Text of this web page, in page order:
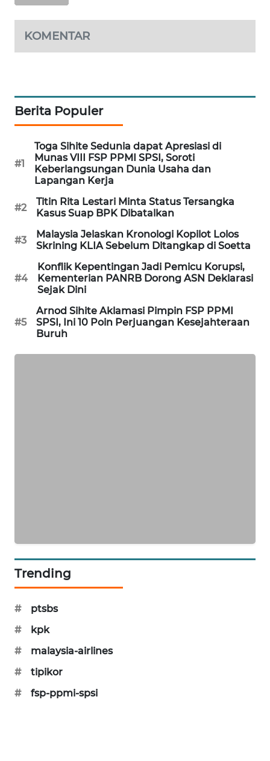
KOMENTAR
Berita Populer
#1
Toga Sihite Sedunia dapat Apresiasi di
Munas VIII FSP PPMI SPSI, Soroti
Keberlangsungan Dunia Usaha dan
Lapangan Kerja
#2
Titin Rita Lestari Minta Status Tersangka
Kasus Suap BPK Dibatalkan
#3
Malaysia Jelaskan Kronologi Kopilot Lolos
Skrining KLIA Sebelum Ditangkap di Soetta
#4
Konflik Kepentingan Jadi Pemicu Korupsi,
Kementerian PANRB Dorong ASN Deklarasi
Sejak Dini
#5
Arnod Sihite Aklamasi Pimpin FSP PPMI
SPSI, Ini 10 Poin Perjuangan Kesejahteraan
Buruh
Trending
#
ptsbs
#
kpk
#
malaysia-airlines
#
tipikor
#
fsp-ppmi-spsi
LAPAK
WAHANA
KONSUMEN
MASYARAKAT
KELISTRIKAN
WALINKI
ID
MAWAKA
MARTABAT
NET
PLN
FORWAMKI
ALPERKLINAS
FORJASIDA
NEWS
SITUNGIR
NEWS